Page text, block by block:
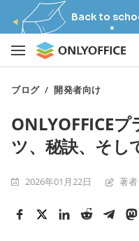
Back to
ブログ/開発者向け
ONLYOFFICE
ツ、秘訣、そし
2026年01月22日 著